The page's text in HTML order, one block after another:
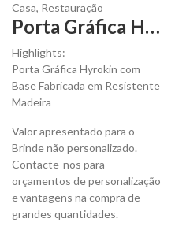
Casa, Restauração
Porta Gráfica Hyrokin com Base para personalizar
Highlights:
Porta Gráfica Hyrokin com
Base Fabricada em Resistente
Madeira
Valor apresentado para o
Brinde não personalizado.
Contacte-nos para
orçamentos de personalização
e vantagens na compra de
grandes quantidades.